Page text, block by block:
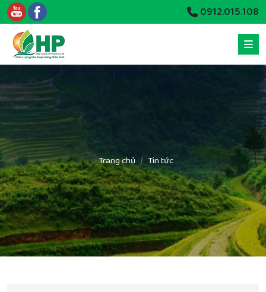
0912.015.108
Trang chủ Tin tức